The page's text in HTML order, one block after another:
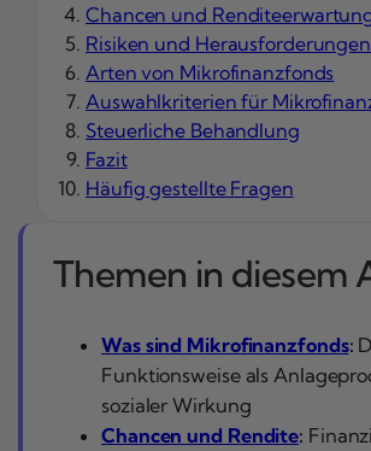
Chancen und
Risiken und Herausforderungen
Arten von Mikrofinanzfonds
Auswahlkriterien für
Steuerliche Behandlung
Fazit
Häufig gestellte Fragen
Themen in diesem
Was sind Mikrofinanzfonds:
Funktionsweise als
sozialer Wirkung
Chancen und Rendite: